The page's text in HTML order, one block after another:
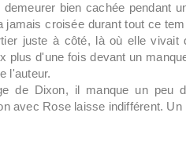
bien cachée pendant
jamais croisée durant tout ce
juste à côté, là où elle
plus d'une fois devant un
l'auteur.
de Dixon, il manque un
avec Rose laisse indifférent.